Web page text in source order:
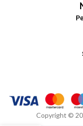
Copyright ©